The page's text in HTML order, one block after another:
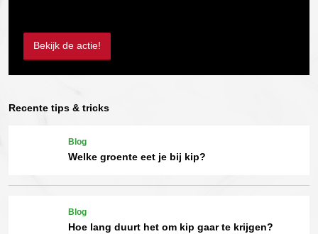
Bekijk de actie!
Recente tips & tricks
Blog
Welke groente eet je bij kip?
Blog
Hoe lang duurt het om kip gaar te krijgen?